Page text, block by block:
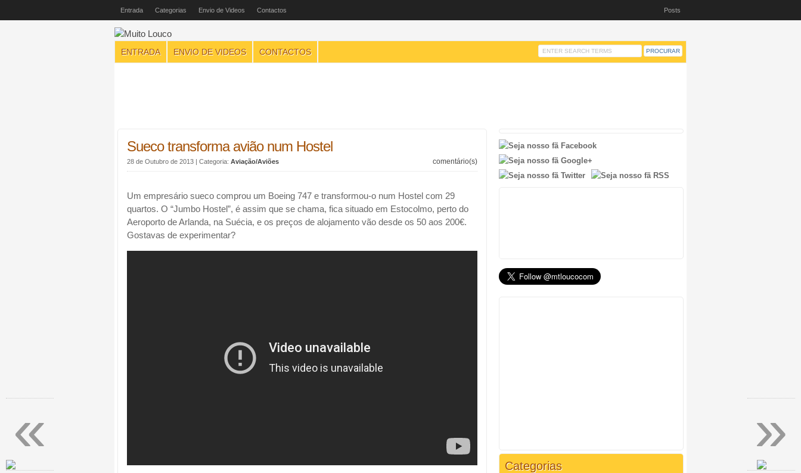
Entrada Categorias Envio de Videos Contactos Posts
ENTRADA ENVIO DE VIDEOS CONTACTOS
Sueco transforma avião num Hostel
28 de Outubro de 2013 | Categoria: Aviação/Aviões comentário(s)
Um empresário sueco comprou um Boeing 747 e transformou-o num Hostel com 29
quartos. O “Jumbo Hostel”, é assim que se chama, fica situado em Estocolmo, perto do
Aeroporto de Arlanda, na Suécia, e os preços de alojamento vão desde os 50 aos 200€.
Gostavas de experimentar?
Categorias
»
«